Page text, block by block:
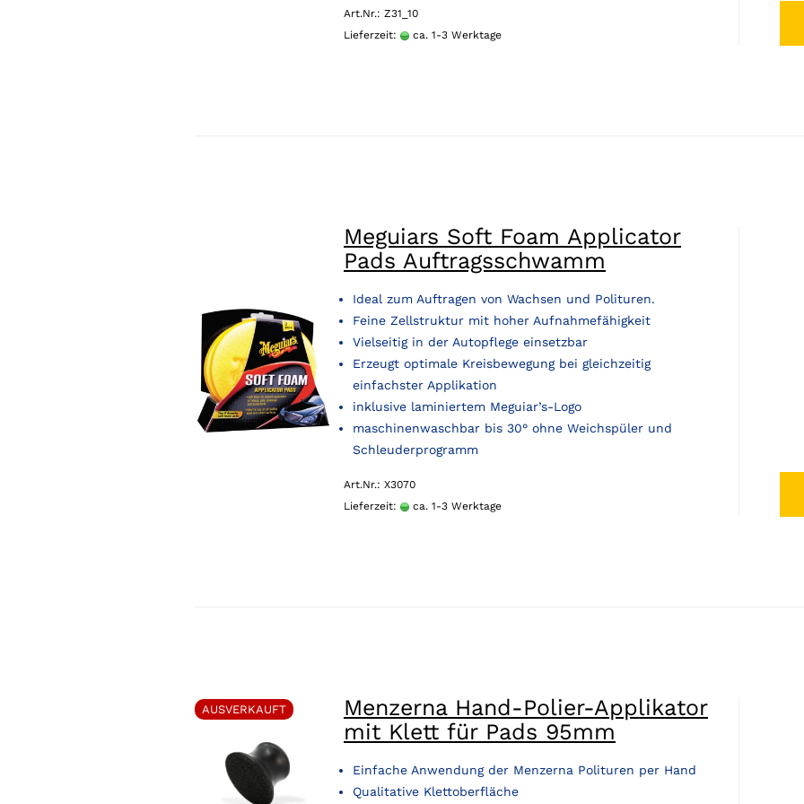
Art.Nr.: Z31_10
Lieferzeit:
ca. 1-3 Werktage
Meguiars Soft Foam Applicator
Pads Auftragsschwamm
Ideal zum Auftragen von Wachsen und Polituren.
Feine Zellstruktur mit hoher Aufnahmefähigkeit
Vielseitig in der Autopflege einsetzbar
Erzeugt optimale Kreisbewegung bei gleichzeitig
einfachster Applikation
inklusive laminiertem Meguiar’s-Logo
maschinenwaschbar bis 30° ohne Weichspüler und
Schleuderprogramm
Art.Nr.: X3070
Lieferzeit:
ca. 1-3 Werktage
AUSVERKAUFT
Menzerna Hand-Polier-Applikator
mit Klett für Pads 95mm
Einfache Anwendung der Menzerna Polituren per Hand
Qualitative Klettoberfläche